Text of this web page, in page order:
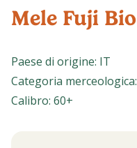
Mele Fuji Bio
Paese di origine: IT
Categoria merceologica:
Calibro: 60+